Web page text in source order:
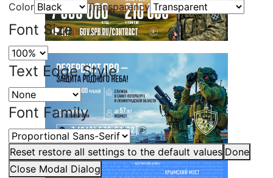
Color Transparency
Font Size
Text Edge Style
Font Family
Reset restore all settings to the default values Done
Close Modal Dialog